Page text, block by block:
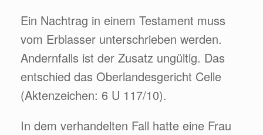
Ein Nachtrag in einem Testament muss
vom Erblasser unterschrieben werden.
Andernfalls ist der Zusatz ungültig. Das
entschied das Oberlandesgericht Celle
(Aktenzeichen: 6 U 117/10).
In dem verhandelten Fall hatte eine Frau